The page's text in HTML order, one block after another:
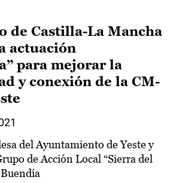
de Castilla-La Mancha
actuación
para mejorar la
y conexión de la CM-
del Ayuntamiento de Yeste y
de Acción Local “Sierra del